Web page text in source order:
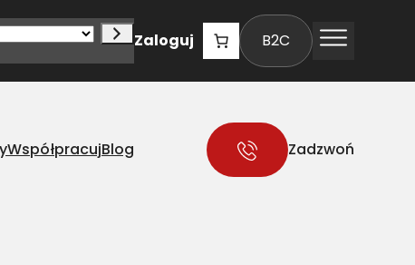
Zaloguj B2C
WspółpracujBlog Zadzwoń